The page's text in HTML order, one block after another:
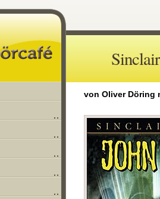
von Oliver Döring